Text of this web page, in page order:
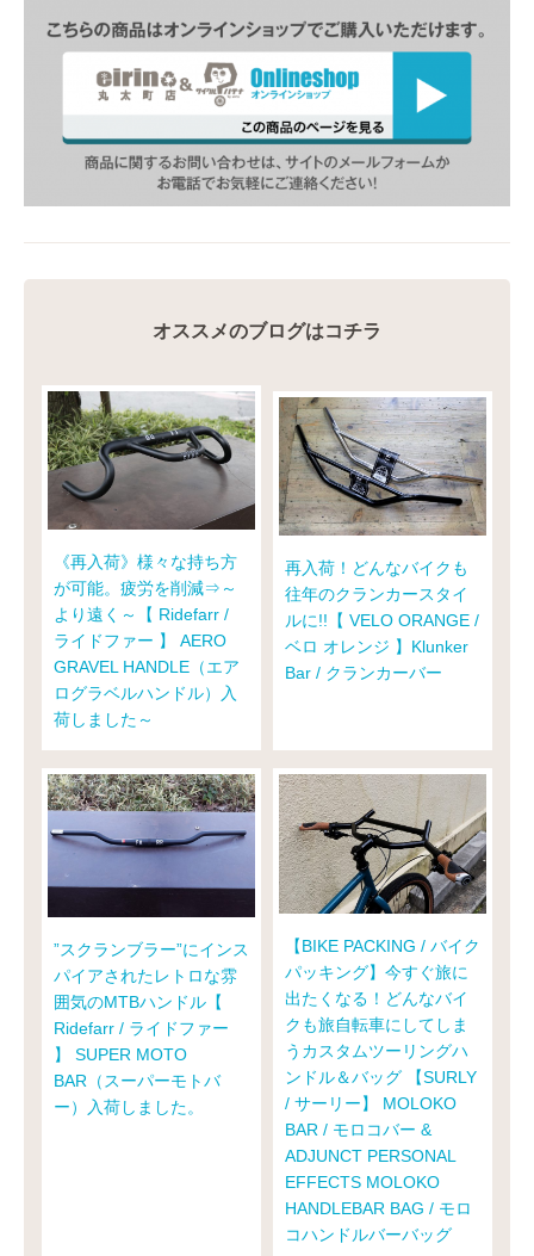
オススメのブログはコチラ
《再入荷》様々な持ち方
が可能。疲労を削減⇒～
より遠く～【 Ridefarr /
ライドファー 】 AERO
GRAVEL HANDLE（エア
ログラベルハンドル）入
荷しました～
再入荷！どんなバイクも
往年のクランカースタイ
ルに!!【 VELO ORANGE /
ベロ オレンジ 】Klunker
Bar / クランカーバー
”スクランブラー”にインス
パイアされたレトロな雰
囲気のMTBハンドル【
Ridefarr / ライドファー
】 SUPER MOTO
BAR（スーパーモトバ
ー）入荷しました。
【BIKE PACKING / バイク
パッキング】今すぐ旅に
出たくなる！どんなバイ
クも旅自転車にしてしま
うカスタムツーリングハ
ンドル＆バッグ 【SURLY
/ サーリー】 MOLOKO
BAR / モロコバー &
ADJUNCT PERSONAL
EFFECTS MOLOKO
HANDLEBAR BAG / モロ
コハンドルバーバッグ